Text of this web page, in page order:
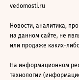
vedomosti.ru
Новости, аналитика,
на данном сайте, не
или продаже каких-
На информационном
технологии